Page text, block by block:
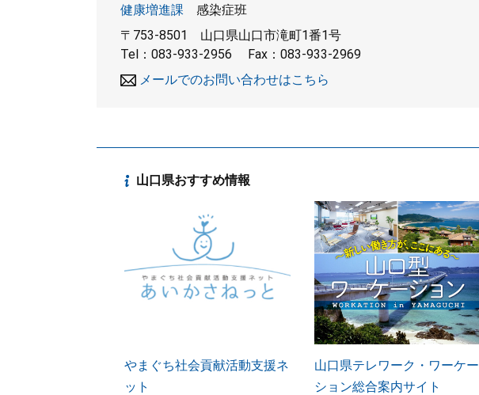
健康増進課
感染症班
〒753-8501
山口県山口市滝町1番1号
Tel：083-933-2956
Fax：083-933-2969
メールでのお問い合わせはこちら
山口県おすすめ情報
やまぐち社会貢献活動支援ネ
ット
山口県テレワーク・ワーケー
ション総合案内サイト